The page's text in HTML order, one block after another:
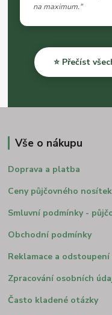
na maximum."
⭐ Přečíst
Vše o nákupu
Doprava a platba
Ceny půjčovného nosítek
Smluvní podmínky -
Obchodní podmínky
Reklamace a
Zpracování osobních
Často kladené otázky